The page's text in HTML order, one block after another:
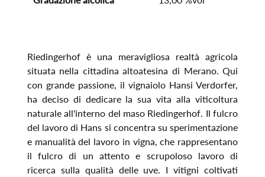
Riedingerhof è una meravigliosa realtà agricola
situata nella cittadina altoatesina di Merano. Qui
con grande passione, il vignaiolo Hansi Verdorfer,
ha deciso di dedicare la sua vita alla viticoltura
naturale all'interno del maso Riedingerhof. Il fulcro
del lavoro di Hans si concentra su sperimentazione
e manualità del lavoro in vigna, che rappresentano
il fulcro di un attento e scrupoloso lavoro di
ricerca sulla qualità delle uve. I vitigni coltivati